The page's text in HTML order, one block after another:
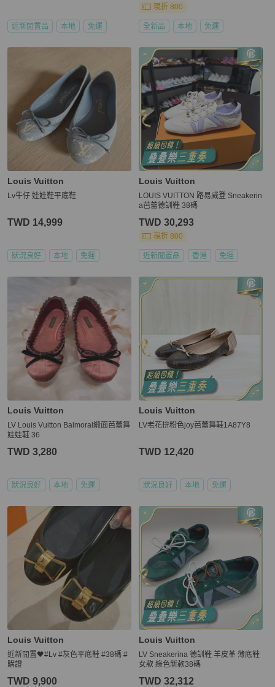
近新閒置品 本地 免運
現折 800
全新品 本地 免運
Louis Vuitton
Lv牛仔 娃娃鞋平底鞋
TWD 14,999
狀況良好 本地 免運
Louis Vuitton
LOUIS VUITTON 路易威登 Sneakerin
a芭蕾德訓鞋 38碼
TWD 30,293
現折 800
近新閒置品 香港 免運
Louis Vuitton
LV Louis Vuitton Balmoral緞面芭蕾舞
娃娃鞋 36
TWD 3,280
狀況良好 本地 免運
Louis Vuitton
LV老花拚粉色joy芭蕾舞鞋1A87Y8
TWD 12,420
狀況良好 本地 免運
Louis Vuitton
近新閒置🖤#Lv #灰色平底鞋 #38碼 #
購證
TWD 9,900
Louis Vuitton
LV Sneakerina 德訓鞋 羊皮革 薄底鞋
女款 綠色新款38碼
TWD 32,312